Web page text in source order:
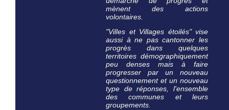
mènent des actions
volontaires.
"Villes et Villages étoilés" vise
aussi à ne pas cantonner les
progrès dans quelques
territoires démographiquement
peu denses mais à faire
progresser par un nouveau
questionnement et un nouveau
type de réponses, l'ensemble
des communes et leurs
groupements.